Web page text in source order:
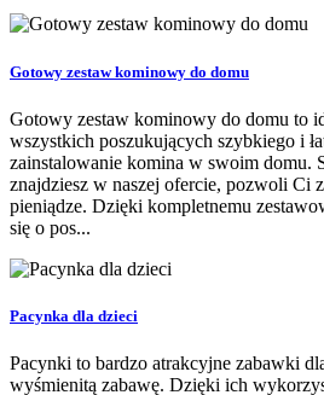
Gotowy zestaw kominowy do domu
Gotowy zestaw kominowy do domu to
wszystkich poszukujących szybkiego i
zainstalowanie komina w swoim domu.
znajdziesz w naszej ofercie, pozwoli Ci
pieniądze. Dzięki kompletnemu
się o pos...
Pacynka dla dzieci
Pacynki to bardzo atrakcyjne zabawki
wyśmienitą zabawę. Dzięki ich